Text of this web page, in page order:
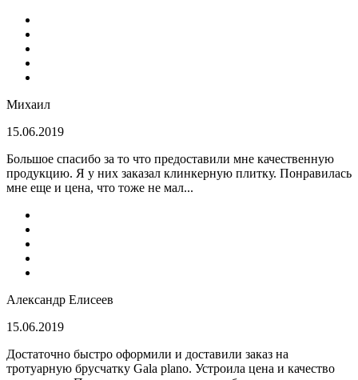
Михаил
15.06.2019
Большое спасибо за то что предоставили мне качественную
продукцию. Я у них заказал клинкерную плитку. Понравилась
мне еще и цена, что тоже не мал...
Александр Елисеев
15.06.2019
Достаточно быстро оформили и доставили заказ на
тротуарную брусчатку Gala plano. Устроила цена и качество